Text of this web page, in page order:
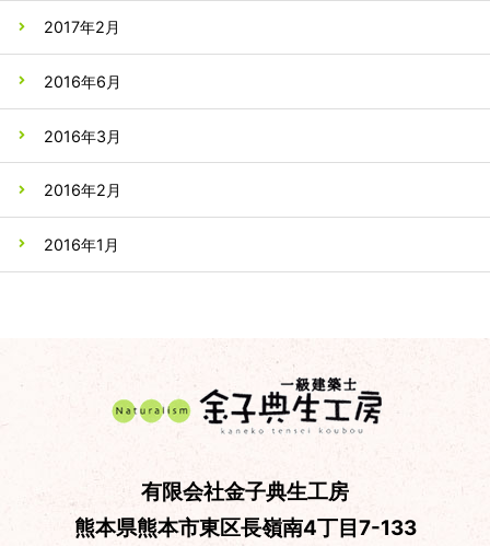
2017年2月
2016年6月
2016年3月
2016年2月
2016年1月
有限会社金子典生工房
熊本県熊本市東区長嶺南4丁目7-133